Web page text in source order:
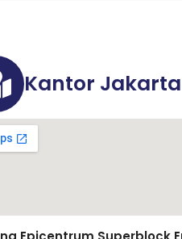
Kantor Jakarta